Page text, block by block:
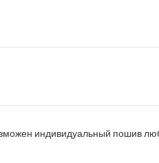
индивидуальный пошив